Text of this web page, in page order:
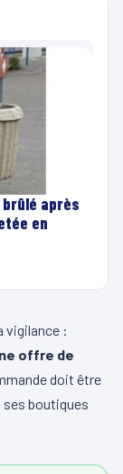
après
en
vigilance :
offre de
doit être
boutiques